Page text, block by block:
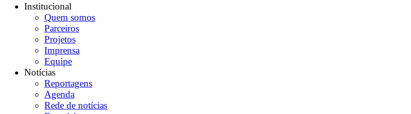
Institucional
Quem somos
Parceiros
Projetos
Imprensa
Equipe
Notícias
Reportagens
Agenda
Rede de notícias